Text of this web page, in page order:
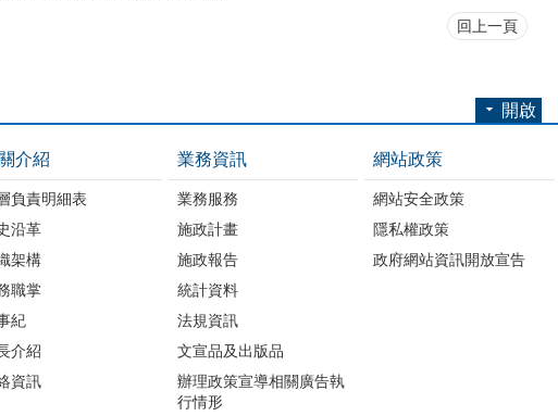
回上一頁
開啟
介紹
負責明細表
沿革
架構
職掌
紀
介紹
資訊
業務資訊
業務服務
施政計畫
施政報告
統計資料
法規資訊
文宣品及出版品
辦理政策宣導相關廣告執
行情形
網站政策
網站安全政策
隱私權政策
政府網站資訊開放宣告